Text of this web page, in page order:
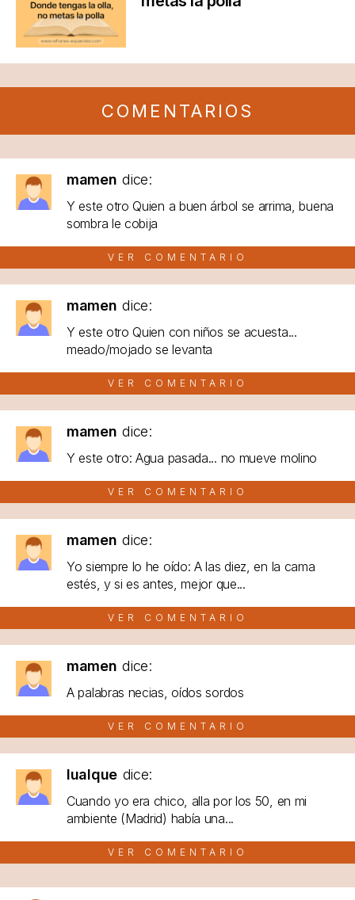
COMENTARIOS
mamen dice:
Y este otro Quien a buen árbol se arrima, buena
sombra le cobija
VER COMENTARIO
mamen dice:
Y este otro Quien con niños se acuesta...
meado/mojado se levanta
VER COMENTARIO
mamen dice:
Y este otro: Agua pasada... no mueve molino
VER COMENTARIO
mamen dice:
Yo siempre lo he oído: A las diez, en la cama
estés, y si es antes, mejor que...
VER COMENTARIO
mamen dice:
A palabras necias, oídos sordos
VER COMENTARIO
lualque dice:
Cuando yo era chico, alla por los 50, en mi
ambiente (Madrid) había una...
VER COMENTARIO